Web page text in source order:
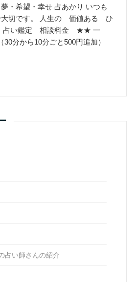
・希望・幸せ 占あかり いつも
大切です。 人生の 価値ある ひ
占い鑑定 相談料金 ★★ 一
分から10分ごと500円追加）
占い師さんの紹介